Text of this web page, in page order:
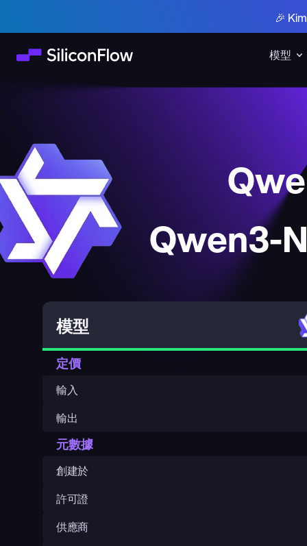
模型
🎉
Qwen3-
模型
定價
輸入
輸出
元數據
創建於
許可證
供應商